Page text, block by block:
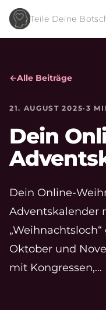
Teile Deine
←Alle Beiträge
21. AUGUST 2025· 3
Dein
Dein Online-
Adventskalender
Oktober und
mit Kongressen,…